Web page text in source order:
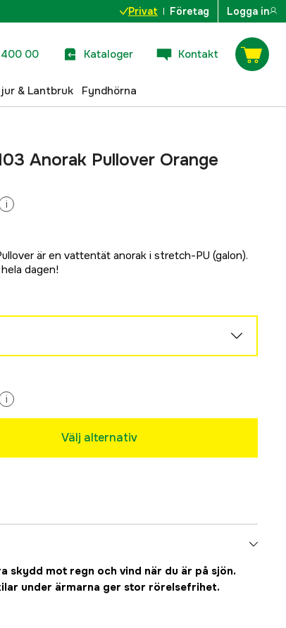
Privat Företag Logga in
00 Kataloger Kontakt
& Lantbruk Fyndhörna
Anorak Pullover Orange
i
är en vattentät anorak i stretch-PU (galon).
dagen!
i
Välj alternativ
skydd mot regn och vind när du är på sjön.
under ärmarna ger stor rörelsefrihet.